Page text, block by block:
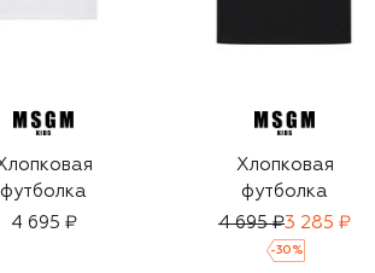
футболка
4 695 ₽
Хлопковая
футболка
4 695 ₽3 285 ₽
-30 %